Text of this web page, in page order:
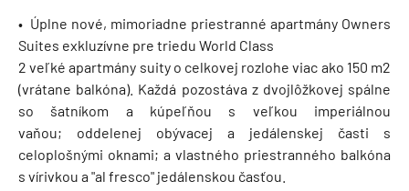
• Úplne nové, mimoriadne priestranné apartmány Owners
Suites exkluzívne pre triedu World Class
2 veľké apartmány suity o celkovej rozlohe viac ako 150 m2
(vrátane balkóna). Každá pozostáva z dvojlôžkovej spálne
so šatníkom a kúpeľňou s veľkou imperiálnou
vaňou; oddelenej obývacej a jedálenskej časti s
celoplošnými oknami; a vlastného priestranného balkóna
s vírivkou a "al fresco" jedálenskou časťou.